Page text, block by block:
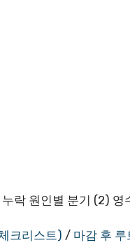
락 원인별 분기 (2)
크리스트) / 마감 후 루